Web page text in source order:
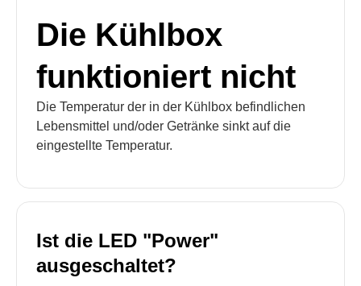
Die Kühlbox
funktioniert nicht
Die Temperatur der in der Kühlbox befindlichen
Lebensmittel und/oder Getränke sinkt auf die
eingestellte Temperatur.
Ist die LED "Power"
ausgeschaltet?